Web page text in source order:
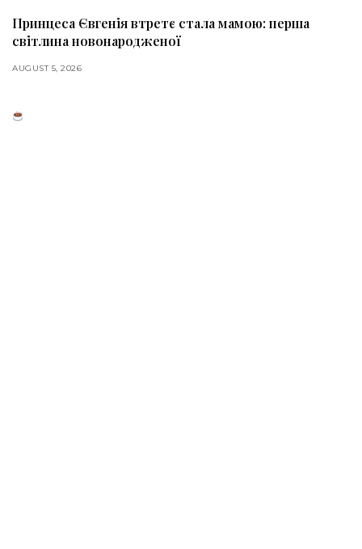
Принцеса Євгенія втретє стала мамою: перша
світлина новонародженої
AUGUST 5, 2026